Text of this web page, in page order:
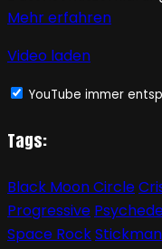
Mehr erfahren
Video laden
YouTube immer
Tags:
Black Moon Circle
Progressive
Space Rock